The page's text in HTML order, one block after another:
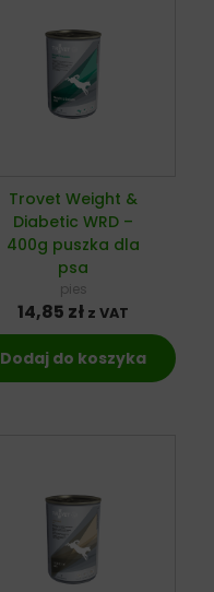
Trovet Weight &
Diabetic WRD –
400g puszka dla
psa
pies
14,85 zł z VAT
Dodaj do koszyka